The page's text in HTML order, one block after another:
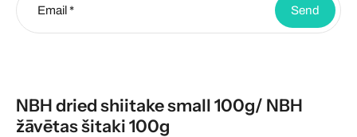
Email * Send
NBH dried shiitake small 100g/ NBH
žāvētas šitaki 100g